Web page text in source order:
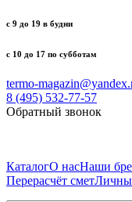
с 9 до 19 в будни
с 10 до 17 по субботам
termo-
8 (495) 532-77-57
Обратный звонок
КаталогО насНаши
Перерасчёт смет